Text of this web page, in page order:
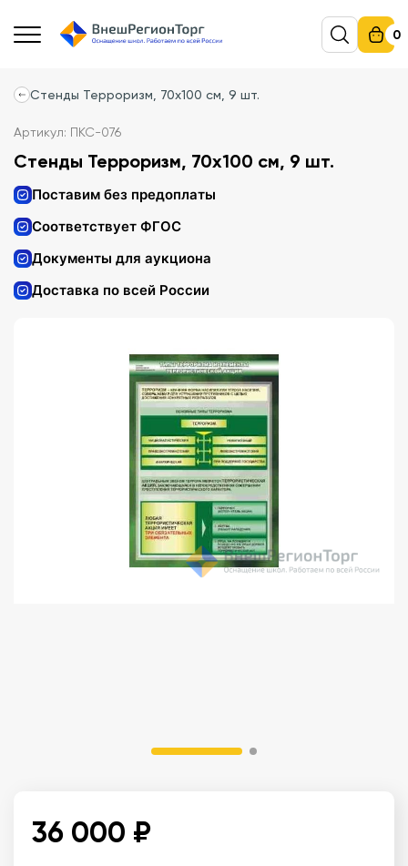
0
Стенды Терроризм, 70х100 см, 9 шт.
Артикул: ПКС-076
Стенды Терроризм, 70х100 см, 9 шт.
Поставим без предоплаты
Соответствует ФГОС
Документы для аукциона
Доставка по всей России
36 000 ₽